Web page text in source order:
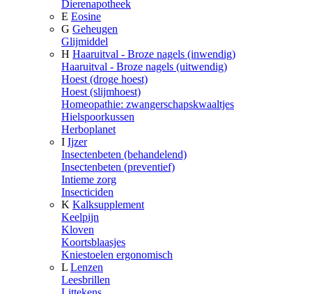
Dierenapotheek
E Eosine
G Geheugen
Glijmiddel
H Haaruitval - Broze nagels (inwendig)
Haaruitval - Broze nagels (uitwendig)
Hoest (droge hoest)
Hoest (slijmhoest)
Homeopathie: zwangerschapskwaaltjes
Hielspoorkussen
Herboplanet
I Ijzer
Insectenbeten (behandelend)
Insectenbeten (preventief)
Intieme zorg
Insecticiden
K Kalksupplement
Keelpijn
Kloven
Koortsblaasjes
Kniestoelen ergonomisch
L Lenzen
Leesbrillen